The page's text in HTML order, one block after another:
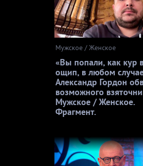
Мужское / Женское
«Вы попали, как кур
ощип, в любом
Александр Гордон
возможного
Мужское / Женское.
Фрагмент.